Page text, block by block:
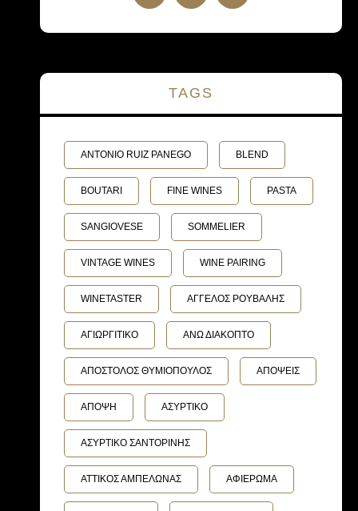
TAGS
ANTONIO RUIZ PANEGO BLEND
BOUTARI FINE WINES PASTA
SANGIOVESE SOMMELIER
VINTAGE WINES WINE PAIRING
WINETASTER ΑΓΓΕΛΟΣ ΡΟΥΒΑΛΗΣ
ΑΓΙΩΡΓΙΤΙΚΟ ΑΝΩ ΔΙΑΚΟΠΤΟ
ΑΠΟΣΤΟΛΟΣ ΘΥΜΙΟΠΟΥΛΟΣ ΑΠΟΨΕΙΣ
ΑΠΟΨΗ ΑΣΥΡΤΙΚΟ
ΑΣΥΡΤΙΚΟ ΣΑΝΤΟΡΙΝΗΣ
ΑΤΤΙΚΟΣ ΑΜΠΕΛΩΝΑΣ ΑΦΙΕΡΩΜΑ